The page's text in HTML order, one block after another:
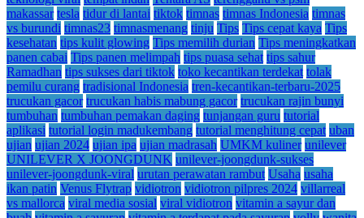
makassar tesla tidur di lantai tiktok timnas timnas Indonesia timnas
vs burundi timnas23 timnasmenang tinju Tips Tips cepat kaya Tips
kesehatan tips kulit glowing Tips memilih durian Tips meningkatkan
panen cabai Tips panen melimpah tips puasa sehat tips sahur
Ramadhan tips sukses dari tiktok toko kecantikan terdekat tolak
pemilu curang tradisional Indonesia tren-kecantikan-terbaru-2025
trucukan gacor trucukan habis mabung gacor trucukan rajin bunyi
tumbuhan tumbuhan pemakan daging tunjangan guru tutorial
aplikasi tutorial login madukembang tutorial menghitung cepat uban
ujian ujian 2024 ujian ipa ujian madrasah UMKM kuliner unilever
UNILEVER X JOONGDUNK unilever-joongdunk-sukses
unilever-joongdunk-viral urutan perawatan rambut Usaha usaha
ikan patin Venus Flytrap vidiotron vidiotron pilpres 2024 villarreal
vs mallorca viral media sosial viral vidiotron vitamin a sayur dan